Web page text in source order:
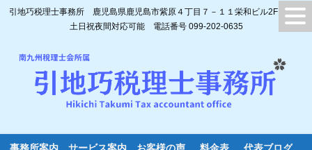
引地巧税理士事務所 鹿児島県鹿児島市紫原４丁目７－１１栄和ビル2F
土日祝夜間対応可能 電話番号 099-202-0635